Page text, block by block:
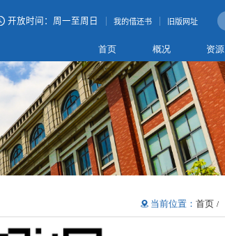
开放时间：周一至周日
借 还 书 ：8:00-21:45
我的借还书 旧版网址
首页 概况 资源
当前位置： 首页 /